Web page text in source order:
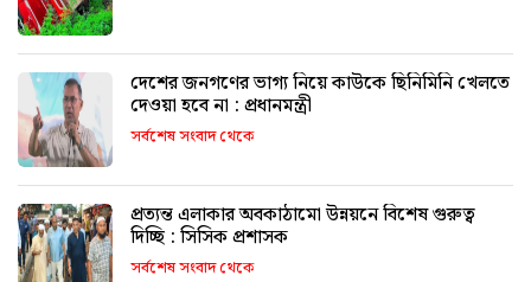
দেশের জনগণের ভাগ্য নিয়ে কাউকে ছিনিমিনি খেলতে
দেওয়া হবে না : প্রধানমন্ত্রী
সর্বশেষ সংবাদ থেকে
প্রত্যন্ত এলাকার অবকাঠামো উন্নয়নে বিশেষ গুরুত্ব
দিচ্ছি : সিসিক প্রশাসক
সর্বশেষ সংবাদ থেকে